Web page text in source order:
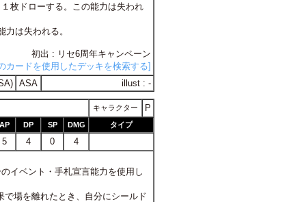
枚ドローする。この能力は失われ
は失われる。
初出 : リセ6周年キャンペーン
カードを使用したデッキを検索する]
ASA illust : -
キャラクター P
AP DP SP DMG タイプ
5 4 0
4
イベント・手札宣言能力を使用し
場を離れたとき、自分にシールド